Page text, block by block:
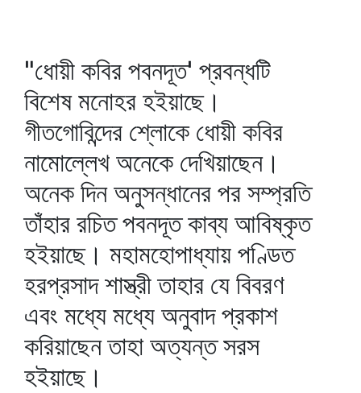
"ধোয়ী কবির পবনদূত' প্রবন্ধটি
বিশেষ মনোহর হইয়াছে।
গীতগোবিন্দের শ্লোকে ধোয়ী কবির
নামোল্লেখ অনেকে দেখিয়াছেন।
অনেক দিন অনুসন্ধানের পর সম্প্রতি
তাঁহার রচিত পবনদূত কাব্য আবিষ্কৃত
হইয়াছে। মহামহোপাধ্যায় পণ্ডিত
হরপ্রসাদ শাস্ত্রী তাহার যে বিবরণ
এবং মধ্যে মধ্যে অনুবাদ প্রকাশ
করিয়াছেন তাহা অত্যন্ত সরস
হইয়াছে।